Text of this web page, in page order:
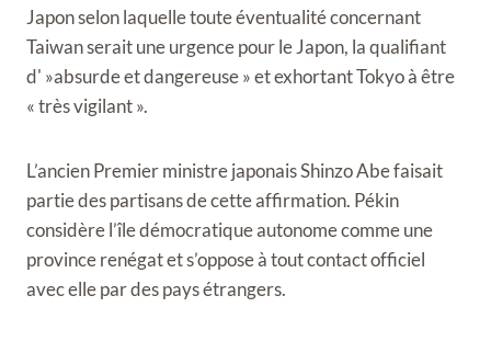
Japon selon laquelle toute éventualité concernant
Taiwan serait une urgence pour le Japon, la qualifiant
d' »absurde et dangereuse » et exhortant Tokyo à être
« très vigilant ».
L’ancien Premier ministre japonais Shinzo Abe faisait
partie des partisans de cette affirmation. Pékin
considère l’île démocratique autonome comme une
province renégat et s’oppose à tout contact officiel
avec elle par des pays étrangers.